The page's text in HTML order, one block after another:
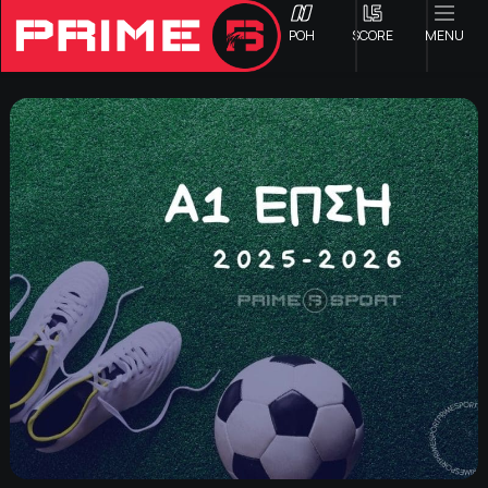
ΡΟΗ SCORE MENU
ΟΦΗ
Γ ΕΘΝΙΚΗ
Α1 ΕΠΣΗ
Α2 ΕΠΣΗ
Β1 ΕΠΣΗ
Β2 ΕΠΣΗ